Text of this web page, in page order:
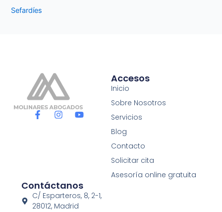
Sefardíes
F
-
f
I
m
Y
Accesos
Inicio
Sobre Nosotros
Servicios
Blog
Contacto
Solicitar cita
Asesoría online gratuita
Contáctanos
C/ Esparteros, 8, 2-1,
28012, Madrid